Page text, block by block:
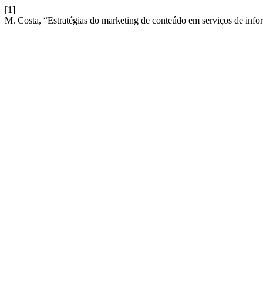
[1]
M. Costa, “Estratégias do marketing de conteúdo em serviços de